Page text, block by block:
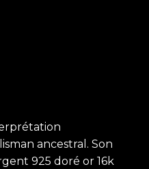
ancestral. Son
925 doré or 16k